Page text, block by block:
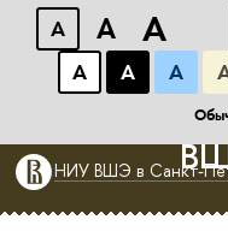
A A A
А
А А
НИУ ВШЭ в Санкт-
Военный